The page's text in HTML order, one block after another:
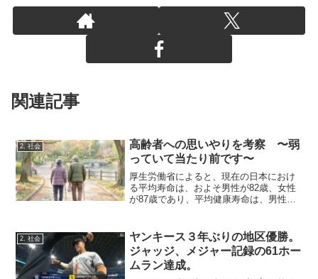
関連記事
2. 社会
高齢者への思いやりを考察 〜弱
っていて当たり前です〜
厚生労働省によると、現在の日本におけ
る平均寿命は、およそ男性が82歳、女性
が87歳であり、平均健康寿命は、男性が
合 of 平均寿命は国家単位で世界1位であ
り、平均...
2. 社会
ヤンキース３年ぶりの地区優勝。
ジャッジ、メジャー記録の61ホー
ムラン達成。